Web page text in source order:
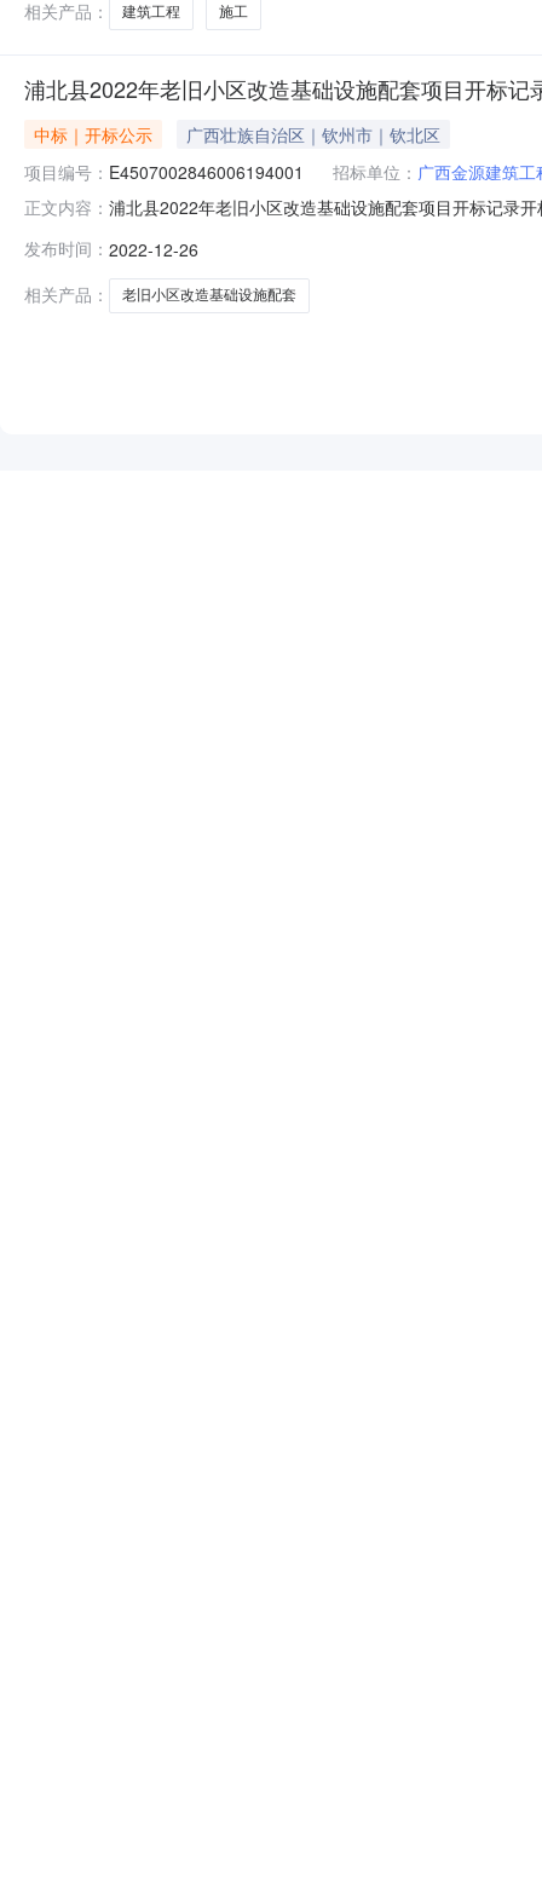
相关产品：
建筑工程 施工
浦北县2022年老旧小区改造基础设施配套项目开标记
中标｜开标公示
广西壮族自治区｜钦州市｜钦北区
项目编号： E4507002846006194001 招标单位： 广西金源建筑
正文内容： 浦北县2022年老旧小区改造基础设施配套项目开标记录
间:MonDec2610:44:42CST2022,投标人名称:广西纳海
发布时间： 2022-12-26
相关产品：
老旧小区改造基础设施配套